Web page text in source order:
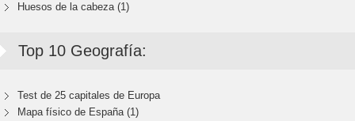
Huesos de la cabeza (1)
Top 10 Geografía:
Test de 25 capitales de Europa
Mapa físico de España (1)